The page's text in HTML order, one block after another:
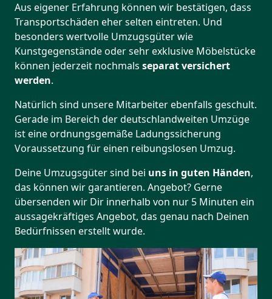
Aus eigener Erfahrung können wir bestätigen, dass
Transportschäden eher selten eintreten. Und
besonders wertvolle Umzugsgüter wie
Kunstgegenstände oder sehr exklusive Möbelstücke
können jederzeit nochmals separat versichert
werden.
Natürlich sind unsere Mitarbeiter ebenfalls geschult.
Gerade im Bereich der deutschlandweiten Umzüge
ist eine ordnungsgemäße Ladungssicherung
Voraussetzung für einen reibungslosen Umzug.
Deine Umzugsgüter sind bei uns in guten Händen,
das können wir garantieren. Angebot? Gerne
übersenden wir Dir innerhalb von nur 5 Minuten ein
aussagekräftiges Angebot, das genau nach Deinen
Bedürfnissen erstellt wurde.